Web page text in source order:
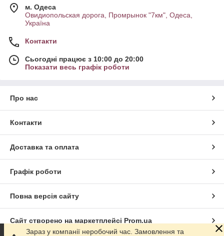
м. Одеса
Овидиопольская дорога, Промрынок "7км", Одеса,
Україна
Контакти
Сьогодні працює з 10:00 до 20:00
Показати весь графік роботи
Про нас
Контакти
Доставка та оплата
Графік роботи
Повна версія сайту
Сайт створено на маркетплейсі Prom.ua
Зараз у компанії неробочий час. Замовлення та